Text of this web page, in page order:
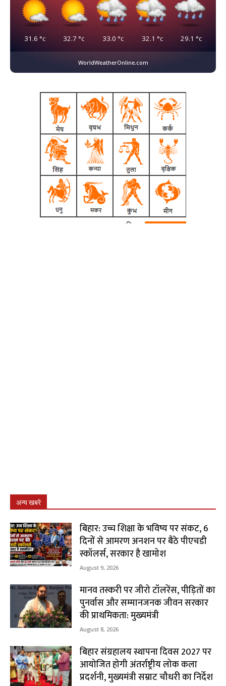
31.6 °c 32.7 °c 33.0 °c 32.1 °c 29.1 °c
WorldWeatherOnline.com
अन्य खबरे
बिहार: उच्च शिक्षा के भविष्य पर संकट, 6
दिनों से आमरण अनशन पर बैठे पीएचडी
स्कॉलर्स, सरकार है खामोश
August 9, 2026
मानव तस्करी पर जीरो टॉलरेंस, पीड़ितों का
पुनर्वास और सम्मानजनक जीवन सरकार
की प्राथमिकता: मुख्यमंत्री
August 8, 2026
बिहार संग्रहालय स्थापना दिवस 2027 पर
आयोजित होगी अंतर्राष्ट्रीय लोक कला
प्रदर्शनी, मुख्यमंत्री सम्राट चौधरी का निर्देश